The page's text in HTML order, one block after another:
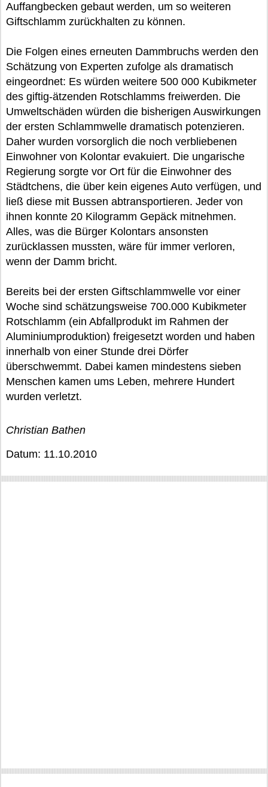
Auffangbecken gebaut werden, um so weiteren
Giftschlamm zurückhalten zu können.
Die Folgen eines erneuten Dammbruchs werden den
Schätzung von Experten zufolge als dramatisch
eingeordnet: Es würden weitere 500 000 Kubikmeter
des giftig-ätzenden Rotschlamms freiwerden. Die
Umweltschäden würden die bisherigen Auswirkungen
der ersten Schlammwelle dramatisch potenzieren.
Daher wurden vorsorglich die noch verbliebenen
Einwohner von Kolontar evakuiert. Die ungarische
Regierung sorgte vor Ort für die Einwohner des
Städtchens, die über kein eigenes Auto verfügen, und
ließ diese mit Bussen abtransportieren. Jeder von
ihnen konnte 20 Kilogramm Gepäck mitnehmen.
Alles, was die Bürger Kolontars ansonsten
zurücklassen mussten, wäre für immer verloren,
wenn der Damm bricht.
Bereits bei der ersten Giftschlammwelle vor einer
Woche sind schätzungsweise 700.000 Kubikmeter
Rotschlamm (ein Abfallprodukt im Rahmen der
Aluminiumproduktion) freigesetzt worden und haben
innerhalb von einer Stunde drei Dörfer
überschwemmt. Dabei kamen mindestens sieben
Menschen kamen ums Leben, mehrere Hundert
wurden verletzt.
Christian Bathen
Datum: 11.10.2010